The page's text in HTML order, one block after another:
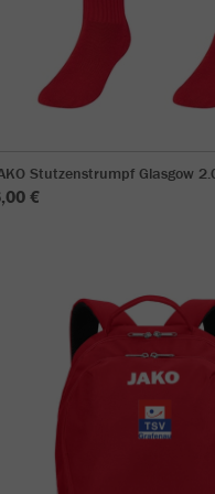
Stutzenstrumpf Glasgow
€